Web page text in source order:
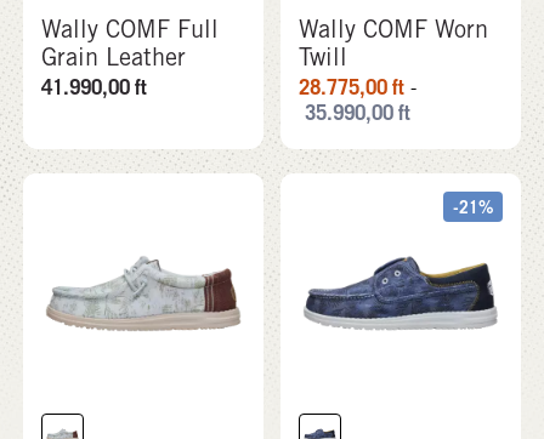
Wally COMF Full
Grain Leather
41.990,00ft
Wally COMF Worn
Twill
28.775,00ft -
35.990,00ft
-21%